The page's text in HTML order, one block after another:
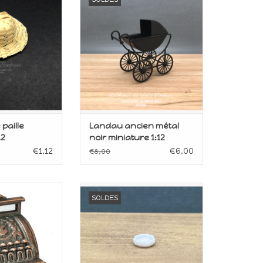
1:12
PANIER
paille
€1,12
AJOUTER AU PANIER
Landau ancien métal
noir miniature 1:12
€8,00 €6,00
1:12
PANIER
SOLDES
Miniature pour maison de
Echelle 1/12
AJOUTER AU PANIER